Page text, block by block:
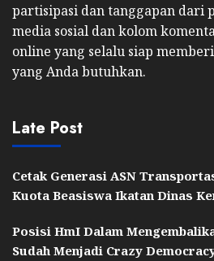
partisipasi dan tanggapan dari
media sosial dan kolom
online yang selalu siap
yang Anda butuhkan.
Late Post
Cetak Generasi ASN
Kuota Beasiswa Ikatan Dinas
Posisi HmI Dalam
Sudah Menjadi Crazy